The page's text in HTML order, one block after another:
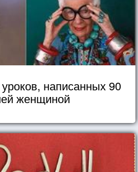
написанных 90
женщиной